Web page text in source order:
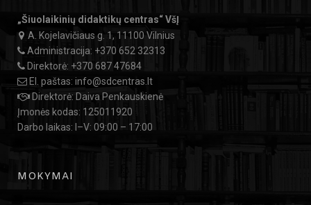
„Šiuolaikinių didaktikų centras“ VšĮ
A. Kojelavičiaus g. 1, 11100 Vilnius
Administracija: +370 652 32313
Direktorė: +370 687 47684
El. paštas: info@sdcentras.lt
Direktorė: Daiva Penkauskienė
Įmonės kodas: 125011920
Darbo laikas: I–V: 09:00 – 17:00
MOKYMAI